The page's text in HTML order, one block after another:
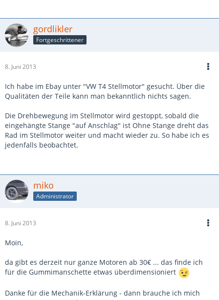
gordlikler
Fortgeschrittener
8. Juni 2013
Ich habe im Ebay unter "VW T4 Stellmotor" gesucht. Über die
Qualitäten der Teile kann man bekanntlich nichts sagen.
Die Drehbewegung im Stellmotor wird gestoppt, sobald die
eingehängte Stange "auf Anschlag" ist Ohne Stange dreht das
Rad im Stellmotor weiter und macht wieder zu. So habe ich es
jedenfalls beobachtet.
miko
Administrator
8. Juni 2013
Moin,
da gibt es derzeit nur ganze Motoren ab 30€ ... das finde ich
für die Gummimanschette etwas überdimensioniert
Danke für die Mechanik-Erklärung - dann brauche ich mich